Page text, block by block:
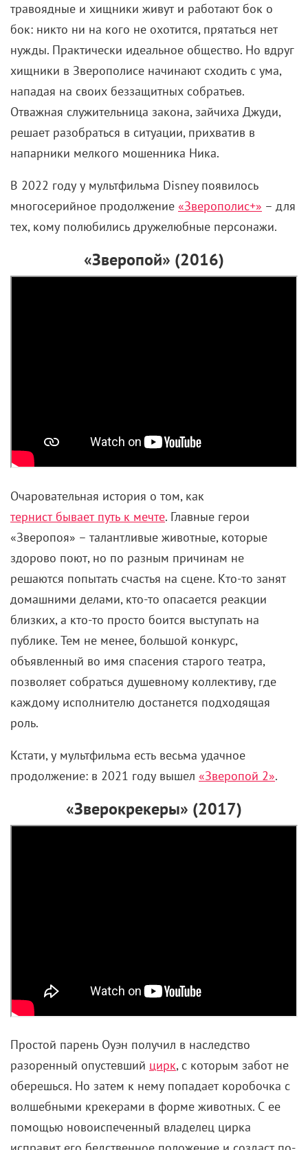
травоядные и хищники живут и работают бок о
бок: никто ни на кого не охотится, прятаться нет
нужды. Практически идеальное общество. Но вдруг
хищники в Зверополисе начинают сходить с ума,
нападая на своих беззащитных собратьев.
Отважная служительница закона, зайчиха Джуди,
решает разобраться в ситуации, прихватив в
напарники мелкого мошенника Ника.
В 2022 году у мультфильма Disney появилось
многосерийное продолжение «Зверополис+» – для
тех, кому полюбились дружелюбные персонажи.
«Зверопой» (2016)
Очаровательная история о том, как
тернист бывает путь к мечте. Главные герои
«Зверопоя» – талантливые животные, которые
здорово поют, но по разным причинам не
решаются попытать счастья на сцене. Кто-то занят
домашними делами, кто-то опасается реакции
близких, а кто-то просто боится выступать на
публике. Тем не менее, большой конкурс,
объявленный во имя спасения старого театра,
позволяет собраться душевному коллективу, где
каждому исполнителю достанется подходящая
роль.
Кстати, у мультфильма есть весьма удачное
продолжение: в 2021 году вышел «Зверопой 2».
«Зверокрекеры» (2017)
Простой парень Оуэн получил в наследство
разоренный опустевший цирк, с которым забот не
оберешься. Но затем к нему попадает коробочка с
волшебными крекерами в форме животных. С ее
помощью новоиспеченный владелец цирка